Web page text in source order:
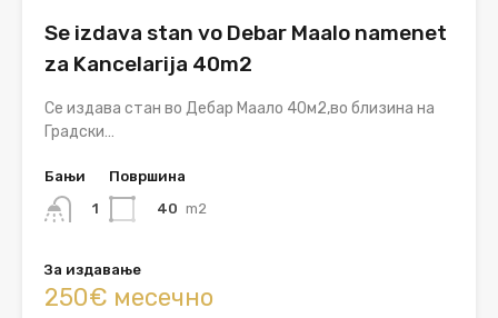
Se izdava stan vo Debar Maalo namenet
za Kancelarija 40m2
Се издава стан во Дебар Маало 40м2,во близина на
Градски…
Бањи
1
Површина
40 m2
За издавање
250€ месечно